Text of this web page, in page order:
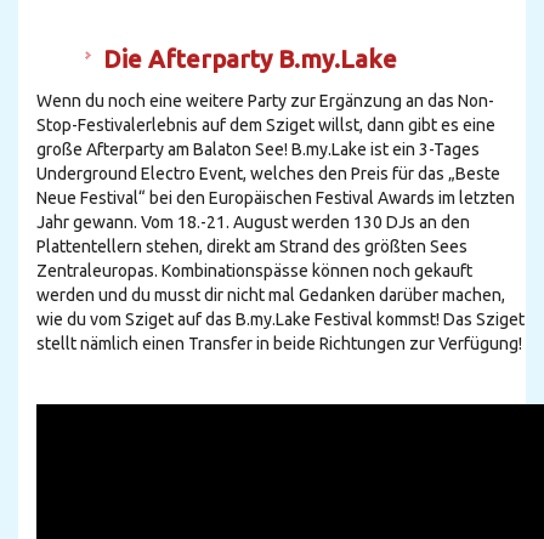
Die Afterparty B.my.Lake
Wenn du noch eine weitere Party zur Ergänzung an das Non-
Stop-Festivalerlebnis auf dem Sziget willst, dann gibt es eine
große Afterparty am Balaton See! B.my.Lake ist ein 3-Tages
Underground Electro Event, welches den Preis für das „Beste
Neue Festival“ bei den Europäischen Festival Awards im letzten
Jahr gewann. Vom 18.-21. August werden 130 DJs an den
Plattentellern stehen, direkt am Strand des größten Sees
Zentraleuropas. Kombinationspässe können noch gekauft
werden und du musst dir nicht mal Gedanken darüber machen,
wie du vom Sziget auf das B.my.Lake Festival kommst! Das Sziget
stellt nämlich einen Transfer in beide Richtungen zur Verfügung!